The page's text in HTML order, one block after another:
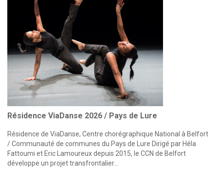
Résidence ViaDanse 2026 / Pays de Lure
Résidence de ViaDanse, Centre chorégraphique National à Belfort
/ Communauté de communes du Pays de Lure Dirigé par Héla
Fattoumi et Eric Lamoureux depuis 2015, le CCN de Belfort
développe un projet transfrontalier…